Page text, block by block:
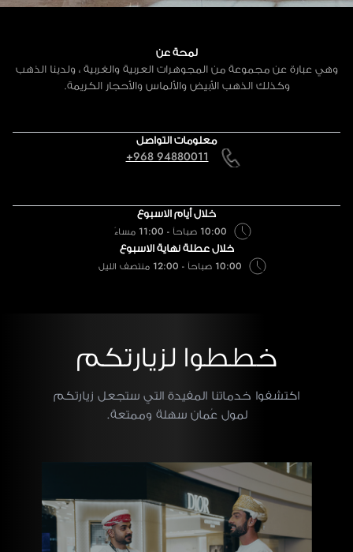
لمحة عن
وهي عبارة عن مجموعة من المجوهرات العربية والغربية ، ولدينا الذهب
وكذلك الذهب الأبيض والألماس والأحجار الكريمة.
معلومات التواصل
+968 94880011
خلال أيام الاسبوع
10:00 صباحاً - 11:00 مساءً
خلال عطلة نهاية الاسبوع
10:00 صباحاً - 12:00 منتصف الليل
خططوا لزيارتكم
اكتشفوا خدماتنا المفيدة التي ستجعل زيارتكم
لمول عُمان سهلة وممتعة.